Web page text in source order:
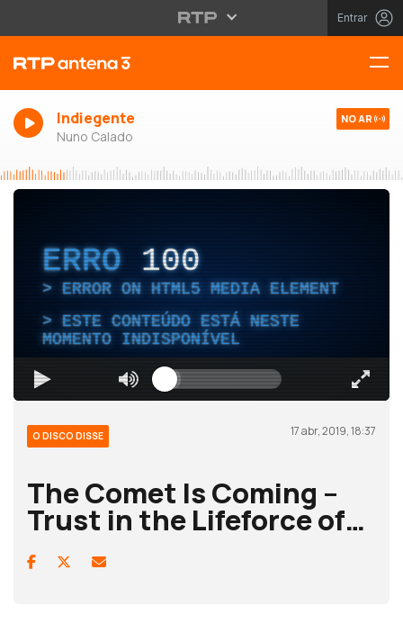
Entrar
Indiegente
Nuno Calado
NO AR
ERRO 100
ERROR ON HTML5 MEDIA ELEMENT
ESTE CONTEÚDO ESTÁ NESTE
MOMENTO INDISPONÍVEL
O DISCO DISSE 17 abr, 2019, 18:37
The Comet Is Coming –
Trust in the Lifeforce of…